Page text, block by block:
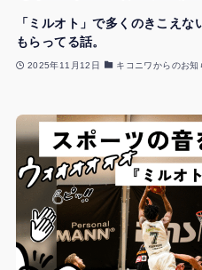
「ミルオト」で多くのきこえ
もらってる話。
2025年11月12日 キコニワからのお知